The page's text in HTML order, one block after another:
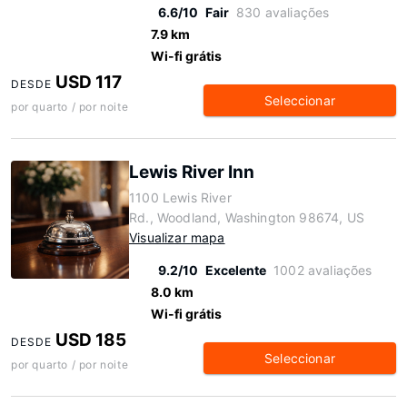
6.6/10 Fair 830 avaliações
7.9 km
Wi-fi grátis
DESDE USD 117
por quarto / por noite Seleccionar
Lewis River Inn
1100 Lewis River
Rd., Woodland, Washington 98674, US
Visualizar mapa
9.2/10 Excelente 1002 avaliações
8.0 km
Wi-fi grátis
DESDE USD 185
por quarto / por noite Seleccionar